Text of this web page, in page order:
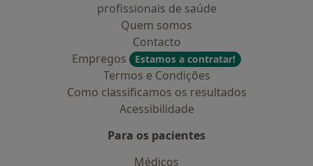
profissionais de saúde
Quem somos
Contacto
Empregos
Estamos a contratar!
Termos e Condições
Como classificamos os resultados
Acessibilidade
Para os pacientes
Médicos